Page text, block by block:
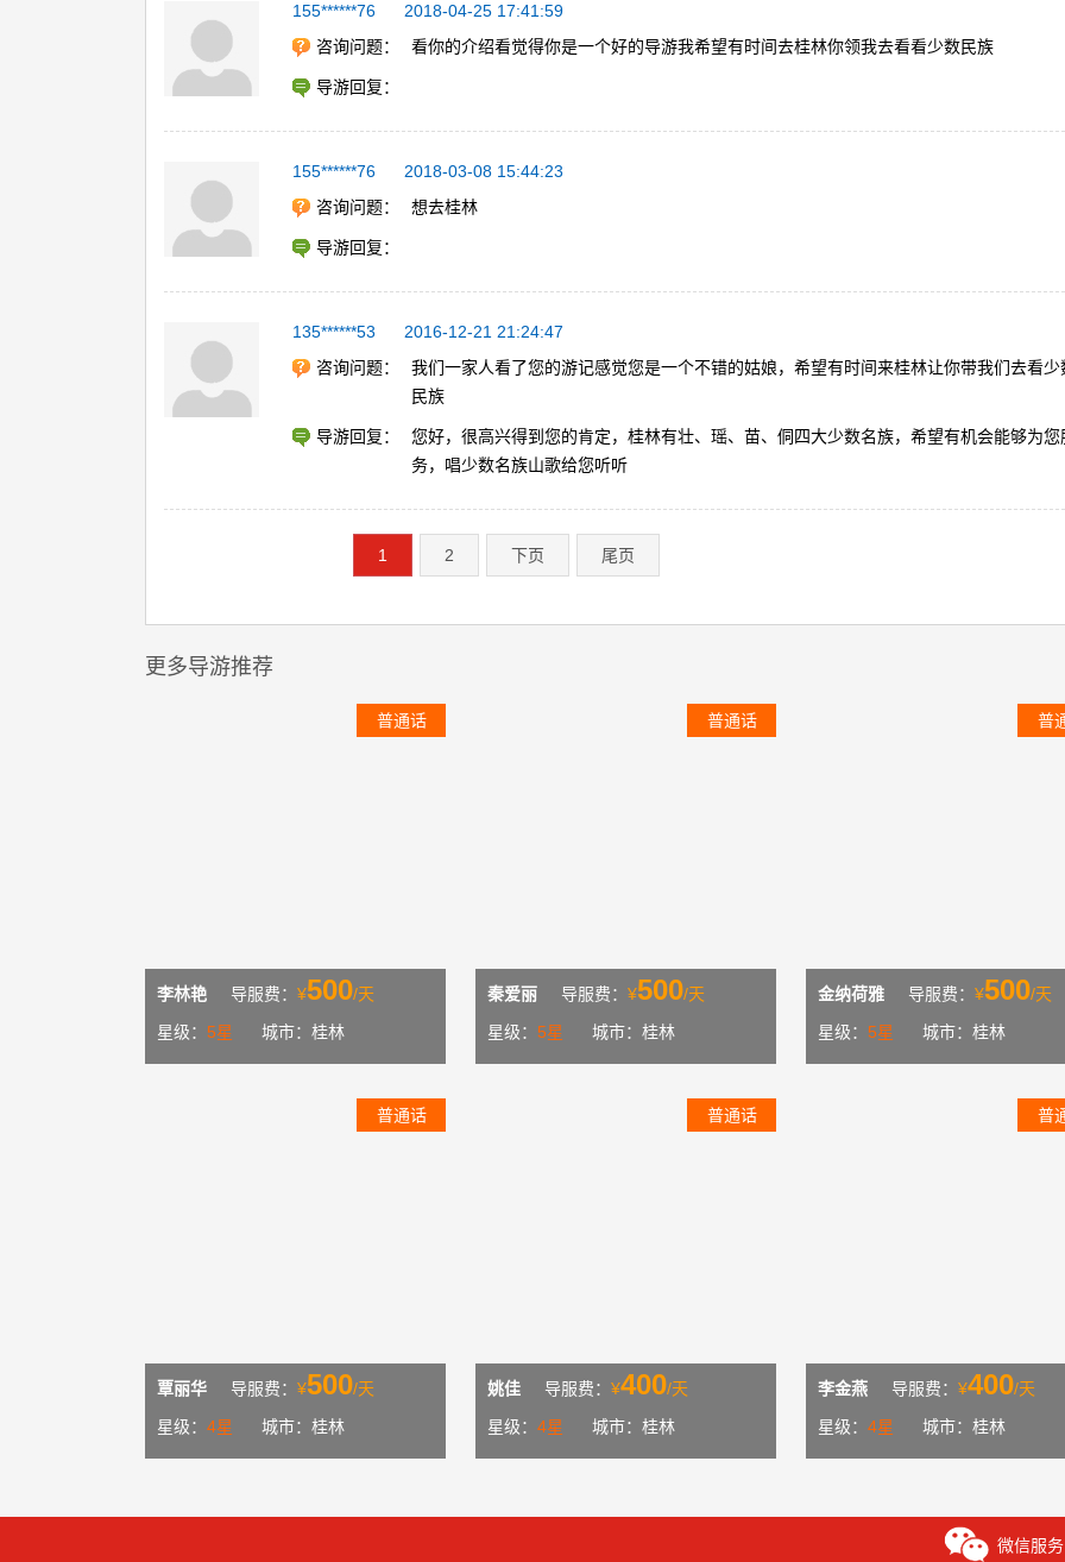
155******76
2018-04-25 17:41:59
咨询问题：
看你的介绍看觉得你是一个好的导游我希望有时间去桂林你领我去看看少数民族
导游回复：
155******76
2018-03-08 15:44:23
咨询问题：
想去桂林
导游回复：
135******53
2016-12-21 21:24:47
咨询问题：
我们一家人看了您的游记感觉您是一个不错的姑娘，希望有时间来桂林让你带我们去看少
民族
导游回复：
您好，很高兴得到您的肯定，桂林有壮、瑶、苗、侗四大少数名族，希望有机会能够为您
务，唱少数名族山歌给您听听
1 2 下页 尾页
更多导游推荐
普通话
李林艳 导服费： ¥500/天
星级： 5星 城市：桂林
普通话
秦爱丽 导服费： ¥500/天
星级： 5星 城市：桂林
普
金纳荷雅 导服费： ¥500/天
星级： 5星 城市：桂林
普通话
覃丽华 导服费： ¥500/天
星级： 4星 城市：桂林
普通话
姚佳 导服费： ¥400/天
星级： 4星 城市：桂林
普
李金燕 导服费： ¥400/天
星级： 4星 城市：桂林
微信服务